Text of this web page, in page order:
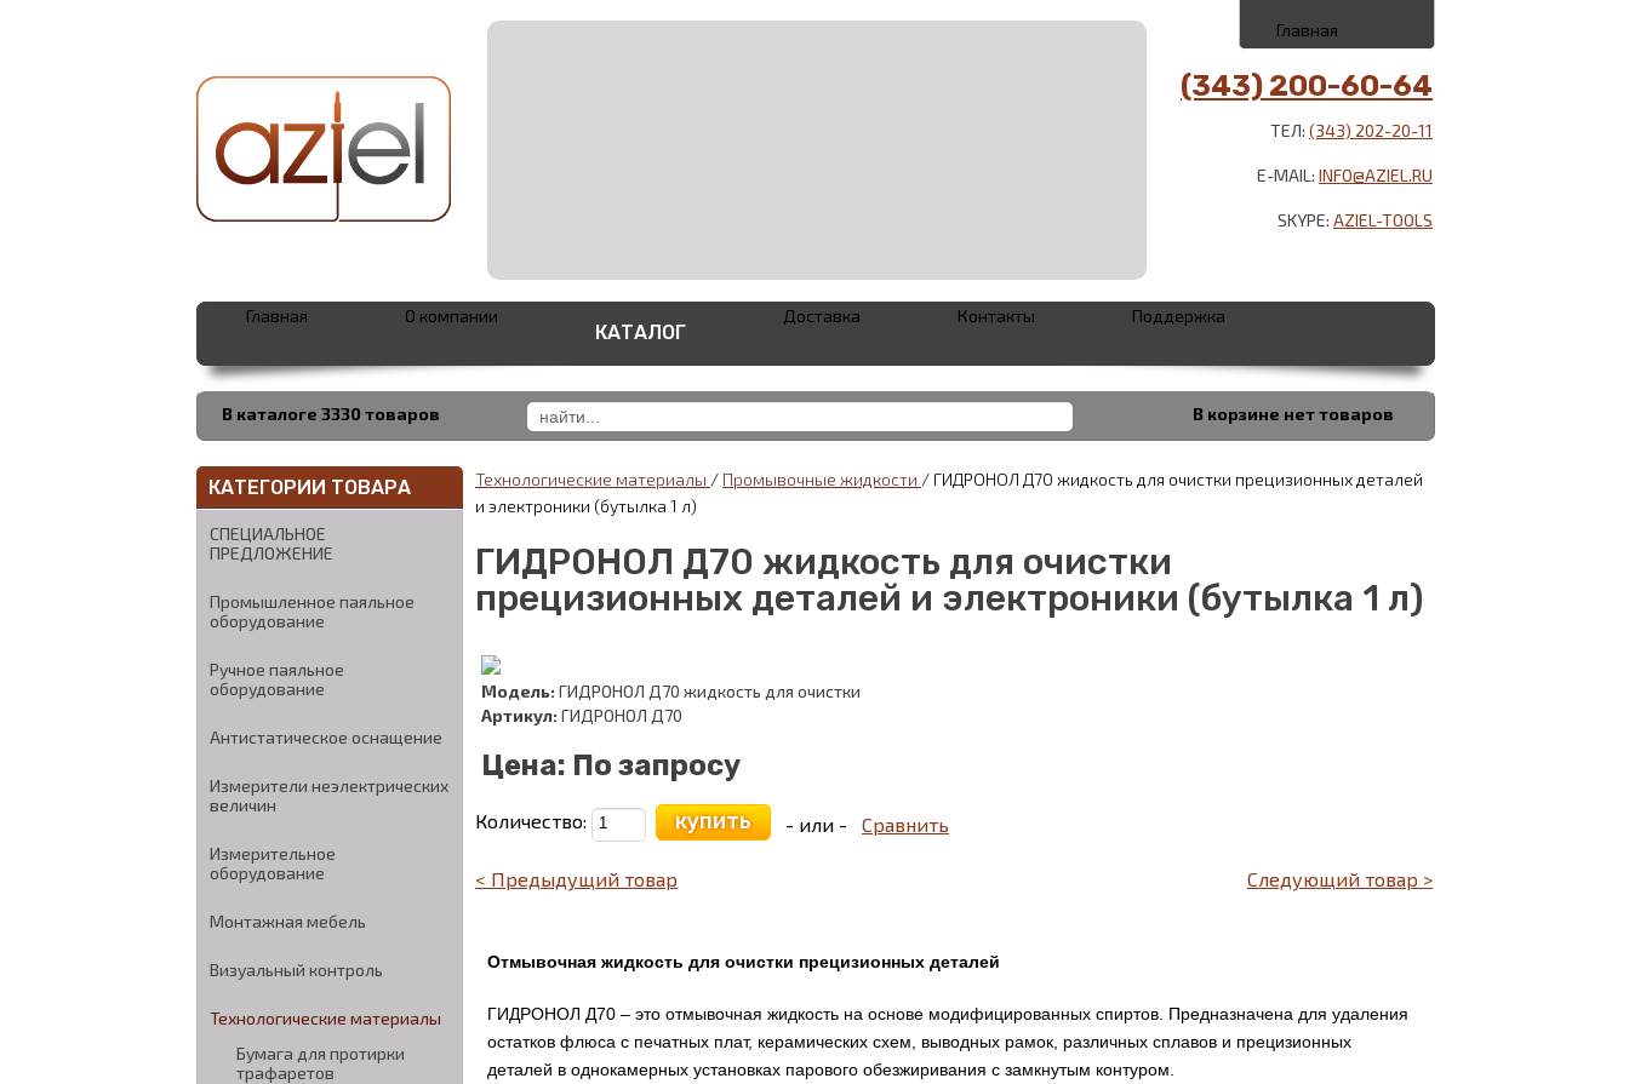
Главная
(343) 200-60-64
ТЕЛ: (343) 202-20-11
E-MAIL: INFO@AZIEL.RU
SKYPE: AZIEL-TOOLS
В каталоге 3330 товаров В корзине нет товаров
Главная О компании
КАТАЛОГ
Доставка Контакты Поддержка
КАТЕГОРИИ ТОВАРА
СПЕЦИАЛЬНОЕ
ПРЕДЛОЖЕНИЕ
Промышленное паяльное
оборудование
Ручное паяльное
оборудование
Антистатическое оснащение
Измерители неэлектрических
величин
Измерительное
оборудование
Монтажная мебель
Визуальный контроль
Технологические материалы
Бумага для протирки
трафаретов
Технологические материалы / Промывочные жидкости / ГИДРОНОЛ Д70 жидкость для очистки прецизионных деталей
и электроники (бутылка 1 л)
ГИДРОНОЛ Д70 жидкость для очистки
прецизионных деталей и электроники (бутылка 1 л)
Модель: ГИДРОНОЛ Д70 жидкость для очистки
Артикул: ГИДРОНОЛ Д70
Цена: По запросу
Количество: купить - или - Сравнить
< Предыдущий товар Следующий товар >
Отмывочная жидкость для очистки прецизионных деталей
ГИДРОНОЛ Д70 – это отмывочная жидкость на основе модифицированных спиртов. Предназначена для удаления
остатков флюса с печатных плат, керамических схем, выводных рамок, различных сплавов и прецизионных
деталей в однокамерных установках парового обезжиривания с замкнутым контуром.